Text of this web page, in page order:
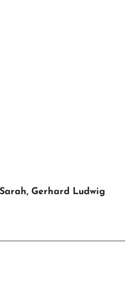
Gerhard Ludwig